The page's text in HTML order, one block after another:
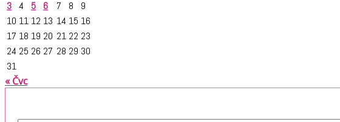
3 4 5 6 7 8
9
10 11 12 13 14 15 16
17 18 19 20 21 22 23
24 25 26 27 28 29 30
31
« Čvc